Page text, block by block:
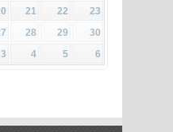
21 22
23
28 29
30
3 4 5 6